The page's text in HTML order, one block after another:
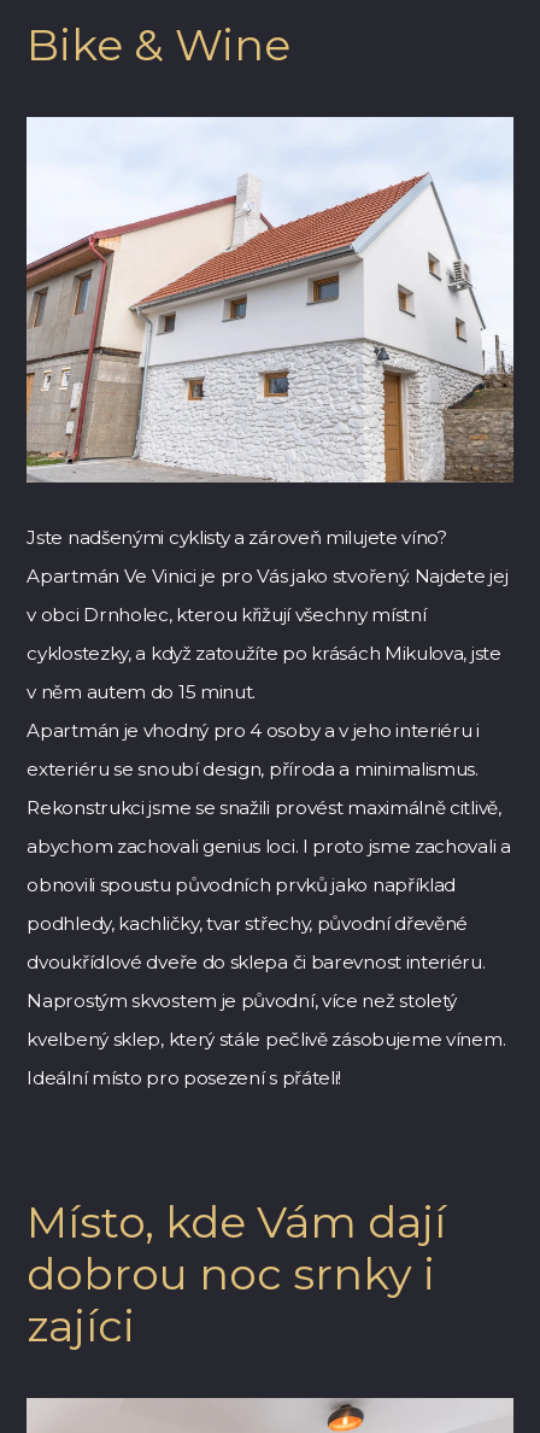
Bike & Wine
Jste nadšenými cyklisty a zároveň milujete víno?
Apartmán Ve Vinici je pro Vás jako stvořený. Najdete jej
v obci Drnholec, kterou křižují všechny místní
cyklostezky, a když zatoužíte po krásách Mikulova, jste
v něm autem do 15 minut.
Apartmán je vhodný pro 4 osoby a v jeho interiéru i
exteriéru se snoubí design, příroda a minimalismus.
Rekonstrukci jsme se snažili provést maximálně citlivě,
abychom zachovali genius loci. I proto jsme zachovali a
obnovili spoustu původních prvků jako například
podhledy, kachličky, tvar střechy, původní dřevěné
dvoukřídlové dveře do sklepa či barevnost interiéru.
Naprostým skvostem je původní, více než stoletý
kvelbený sklep, který stále pečlivě zásobujeme vínem.
Ideální místo pro posezení s přáteli!
Místo, kde Vám dají
dobrou noc srnky i
zajíci